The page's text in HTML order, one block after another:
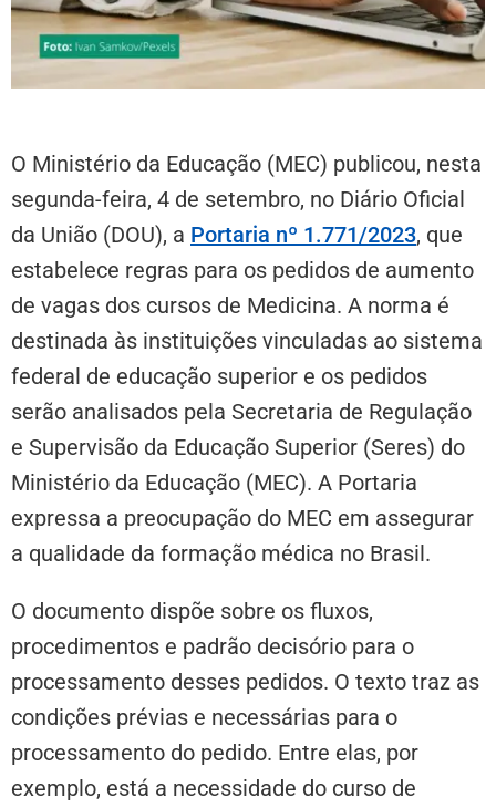
O Ministério da Educação (MEC) publicou, nesta
segunda-feira, 4 de setembro, no Diário Oficial
da União (DOU), a Portaria nº 1.771/2023, que
estabelece regras para os pedidos de aumento
de vagas dos cursos de Medicina. A norma é
destinada às instituições vinculadas ao sistema
federal de educação superior e os pedidos
serão analisados pela Secretaria de Regulação
e Supervisão da Educação Superior (Seres) do
Ministério da Educação (MEC). A Portaria
expressa a preocupação do MEC em assegurar
a qualidade da formação médica no Brasil.
O documento dispõe sobre os fluxos,
procedimentos e padrão decisório para o
processamento desses pedidos. O texto traz as
condições prévias e necessárias para o
processamento do pedido. Entre elas, por
exemplo, está a necessidade do curso de